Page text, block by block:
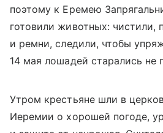
поэтому к Еремею
готовили животных: чистили,
и ремни, следили, чтобы
14 мая лошадей старались не
Утром крестьяне шли в
Иеремии о хорошей погоде,